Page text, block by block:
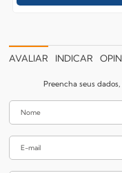
AVALIAR INDICAR
Preencha seus